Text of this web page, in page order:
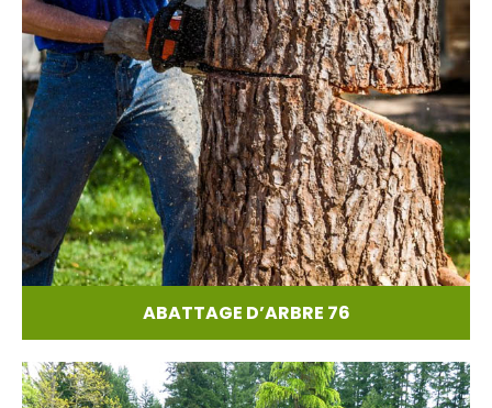
ABATTAGE D’ARBRE 76